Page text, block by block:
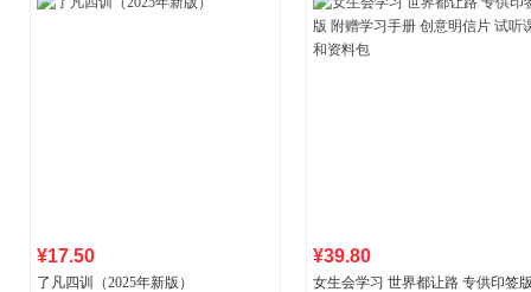
¥17.50
了凡四训（2025年新版）
¥39.80
女生会学习 世界都让路 专供印签